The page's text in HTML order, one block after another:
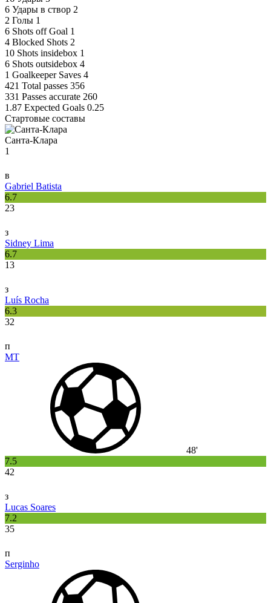
6 Удары в створ 2
2 Голы 1
6 Shots off Goal 1
4 Blocked Shots 2
10 Shots insidebox 1
6 Shots outsidebox 4
1 Goalkeeper Saves 4
421 Total passes 356
331 Passes accurate 260
1.87 Expected Goals 0.25
Стартовые составы
Санта-Клара
1
в
Gabriel Batista
6.7
23
з
Sidney Lima
6.7
13
з
Luís Rocha
6.3
32
п
MT
48'
7.5
42
з
Lucas Soares
7.2
35
п
Serginho